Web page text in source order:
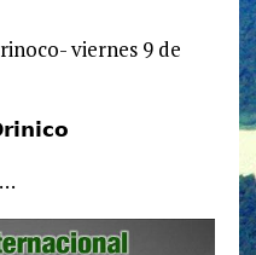
viernes 9 de